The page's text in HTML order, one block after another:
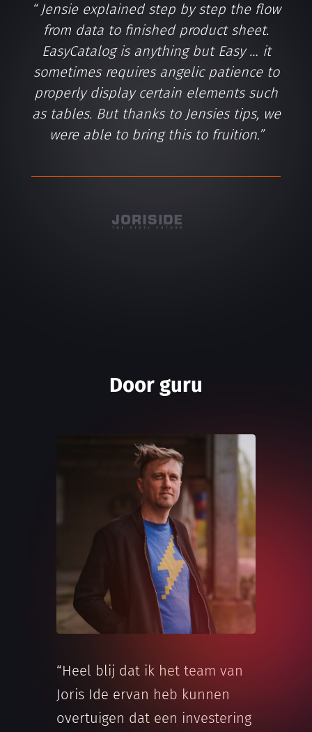
Jensie explained step by step the flow
from data to finished product sheet.
EasyCatalog is anything but Easy … it
sometimes requires angelic patience to
properly display certain elements such
as tables. But thanks to Jensies tips, we
were able to bring this to fruition.
Door guru
“Heel blij dat ik het team van
Joris Ide ervan heb kunnen
overtuigen dat een investering